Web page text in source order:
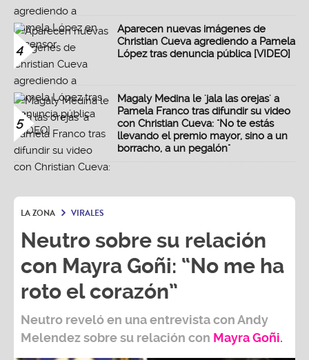
4
Aparecen nuevas imágenes de
Christian Cueva agrediendo a Pamela
López tras denuncia pública [VIDEO]
5
Magaly Medina le 'jala las orejas' a
Pamela Franco tras difundir su video
con Christian Cueva: "No te estás
llevando el premio mayor, sino a un
borracho, a un pegalón"
LA ZONA VIRALES
Neutro sobre su relación
con Mayra Goñi: “No me ha
roto el corazón”
Neutro reveló en una entrevista conAndy
Melendezsobre su relación con Mayra Goñi.